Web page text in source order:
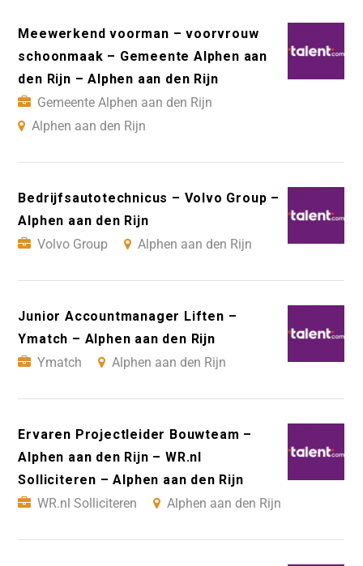
Meewerkend voorman – voorvrouw
schoonmaak – Gemeente Alphen aan
den Rijn – Alphen aan den Rijn
Gemeente Alphen aan den Rijn
Alphen aan den Rijn
Bedrijfsautotechnicus – Volvo Group –
Alphen aan den Rijn
Volvo Group
Alphen aan den Rijn
Junior Accountmanager Liften –
Ymatch – Alphen aan den Rijn
Ymatch
Alphen aan den Rijn
Ervaren Projectleider Bouwteam –
Alphen aan den Rijn – WR.nl
Solliciteren – Alphen aan den Rijn
WR.nl Solliciteren
Alphen aan den Rijn